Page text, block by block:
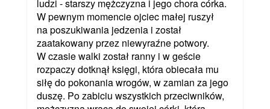
ludzi - starszy mężczyzna i jego chora córka.
W pewnym momencie ojciec małej ruszył
na poszukiwania jedzenia i został
zaatakowany przez niewyraźne potwory.
W czasie walki został ranny i w geście
rozpaczy dotknął księgi, która obiecała mu
siłę do pokonania wrogów, w zamian za jego
duszę. Po zabiciu wszystkich przeciwników,